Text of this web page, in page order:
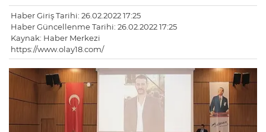
Haber Giriş Tarihi: 26.02.2022 17:25
Haber Güncellenme Tarihi: 26.02.2022 17:25
Kaynak: Haber Merkezi
https://www.olay18.com/